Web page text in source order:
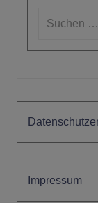
Suchen
Impressum